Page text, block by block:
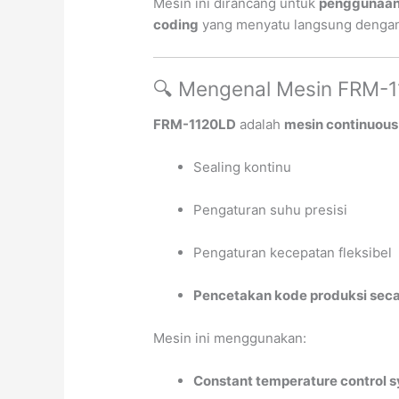
Mesin ini dirancang untuk
coding yang menyatu langsung
🔍 Mengenal Mesin FRM-
FRM-1120LD adalah mesin
Sealing kontinu
Pengaturan suhu presisi
Pengaturan kecepatan fleksibel
Pencetakan kode produksi
Mesin ini menggunakan:
Constant temperature control